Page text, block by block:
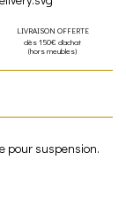
LIVRAISON OFFERTE
dès 150€ d'achat
(hors meubles)
pour suspension.